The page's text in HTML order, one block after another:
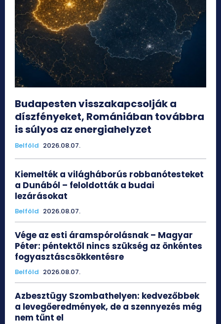
Budapesten visszakapcsolják a
díszfényeket, Romániában továbbra
is súlyos az energiahelyzet
Belföld 2026.08.07.
Kiemelték a világháborús robbanótesteket
a Dunából – feloldották a budai
lezárásokat
Belföld 2026.08.07.
Vége az esti áramspórolásnak – Magyar
Péter: péntektől nincs szükség az önkéntes
fogyasztáscsökkentésre
Belföld 2026.08.07.
Azbesztügy Szombathelyen: kedvezőbbek
a levegőeredmények, de a szennyezés még
nem tűnt el